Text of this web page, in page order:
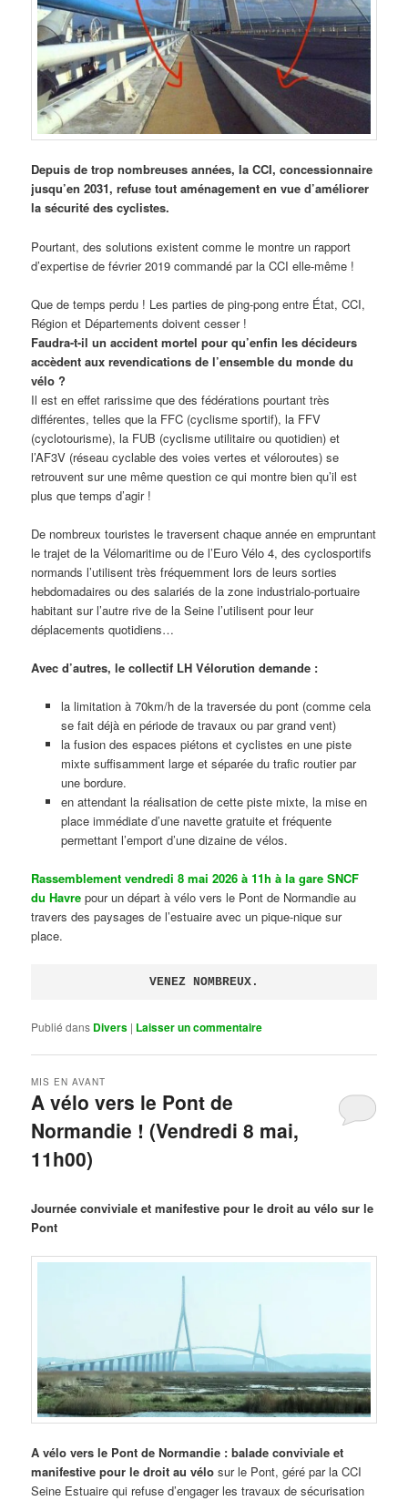
Depuis de trop nombreuses années, la CCI, concessionnaire
jusqu’en 2031, refuse tout aménagement en vue d’améliorer
la sécurité des cyclistes.
Pourtant, des solutions existent comme le montre un rapport
d’expertise de février 2019 commandé par la CCI elle-même !
Que de temps perdu ! Les parties de ping-pong entre État, CCI,
Région et Départements doivent cesser !
Faudra-t-il un accident mortel pour qu’enfin les décideurs
accèdent aux revendications de l’ensemble du monde du
vélo ?
Il est en effet rarissime que des fédérations pourtant très
différentes, telles que la FFC (cyclisme sportif), la FFV
(cyclotourisme), la FUB (cyclisme utilitaire ou quotidien) et
l’AF3V (réseau cyclable des voies vertes et véloroutes) se
retrouvent sur une même question ce qui montre bien qu’il est
plus que temps d’agir !
De nombreux touristes le traversent chaque année en empruntant
le trajet de la Vélomaritime ou de l’Euro Vélo 4, des cyclosportifs
normands l’utilisent très fréquemment lors de leurs sorties
hebdomadaires ou des salariés de la zone industrialo-portuaire
habitant sur l’autre rive de la Seine l’utilisent pour leur
déplacements quotidiens…
Avec d’autres, le collectif LH Vélorution demande :
la limitation à 70km/h de la traversée du pont (comme cela
se fait déjà en période de travaux ou par grand vent)
la fusion des espaces piétons et cyclistes en une piste
mixte suffisamment large et séparée du trafic routier par
une bordure.
en attendant la réalisation de cette piste mixte, la mise en
place immédiate d’une navette gratuite et fréquente
permettant l’emport d’une dizaine de vélos.
Rassemblement vendredi 8 mai 2026 à 11h à la gare SNCF
du Havre pour un départ à vélo vers le Pont de Normandie au
travers des paysages de l’estuaire avec un pique-nique sur
place.
VENEZ NOMBREUX.
Publié dans Divers | Laisser un commentaire
A vélo vers le Pont de
Normandie ! (Vendredi 8 mai,
11h00)
MIS EN AVANT
Journée conviviale et manifestive pour le droit au vélo sur le
Pont
A vélo vers le Pont de Normandie : balade conviviale et
manifestive pour le droit au vélo sur le Pont, géré par la CCI
Seine Estuaire qui refuse d’engager les travaux de sécurisation